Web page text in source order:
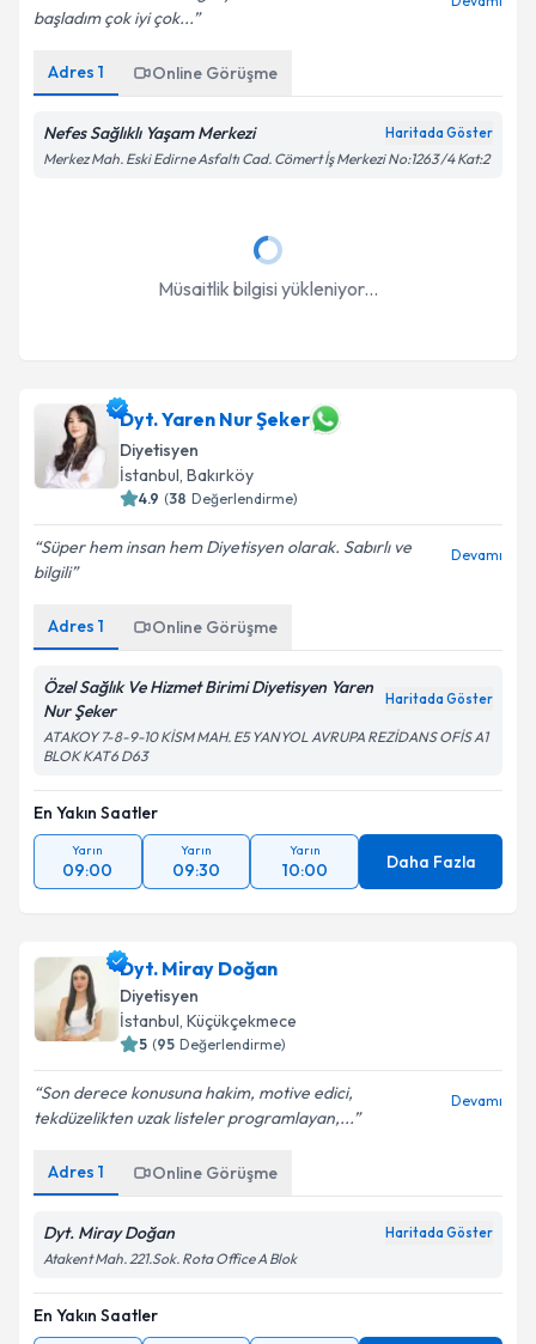
Metni'ni okudum ve kişisel verilerimin belirtilen
başladım çok iyi çok...
Adres 1 Online Görüşme
Nefes Sağlıklı Yaşam Merkezi Haritada Göster
Merkez Mah. Eski Edirne Asfaltı Cad. Cömert İş Merkezi No:1263 /4 Kat:2
Müsaitlik bilgisi yükleniyor...
Dyt. Yaren Nur Şeker
Diyetisyen
İstanbul, Bakırköy
4.9 (38 Değerlendirme)
Süper hem insan hem Diyetisyen olarak. Sabırlı ve
bilgili
Devamı
Adres 1 Online Görüşme
Özel Sağlık Ve Hizmet Birimi Diyetisyen Yaren
Nur Şeker
Haritada Göster
ATAKOY 7-8-9-10 KİSM MAH. E5 YANYOL AVRUPA REZİDANS OFİS A1
BLOK KAT6 D63
En Yakın Saatler
Yarın
09:00
Yarın
09:30
Yarın
10:00 Daha Fazla
Dyt. Miray Doğan
Diyetisyen
İstanbul, Küçükçekmece
5 (95 Değerlendirme)
Son derece konusuna hakim, motive edici,
tekdüzelikten uzak listeler programlayan,...
Devamı
Adres 1 Online Görüşme
Dyt. Miray Doğan Haritada Göster
Atakent Mah. 221.Sok. Rota Office A Blok
En Yakın Saatler